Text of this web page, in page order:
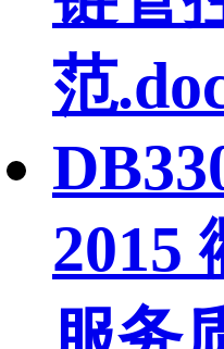
范
2015